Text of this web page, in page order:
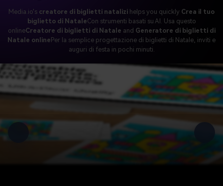
Media.io's creatore di biglietti natalizi helps you quickly Crea il tuo
biglietto di NataleCon strumenti basati su AI. Usa questo
onlineCreatore di biglietti di Natale and Generatore di biglietti di
Natale online Per la semplice progettazione di biglietti di Natale, inviti e
auguri di festa in pochi minuti.
Permette a chiunque di creare Facili disegni